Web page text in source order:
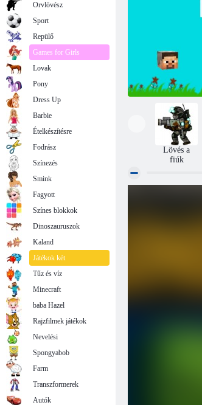
Lövés a
fiúk
Orvlövész
Sport
Repülő
Games for Girls
Lovak
Pony
Dress Up
Barbie
Ételkészítésre
Fodrász
Színezés
Smink
Fagyott
Színes blokkok
Dinoszauruszok
Kaland
Játékok két
Tűz és víz
Minecraft
baba Hazel
Rajzfilmek játékok
Nevelési
Spongyabob
Farm
Transzformerek
Autók